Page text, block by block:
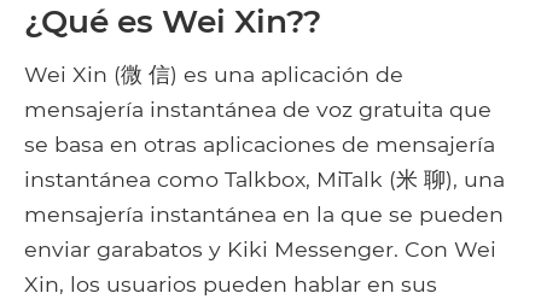
¿Qué es Wei Xin??
Wei Xin (微 信) es una aplicación de
mensajería instantánea de voz gratuita que
se basa en otras aplicaciones de mensajería
instantánea como Talkbox, MiTalk (米 聊), una
mensajería instantánea en la que se pueden
enviar garabatos y Kiki Messenger. Con Wei
Xin, los usuarios pueden hablar en sus